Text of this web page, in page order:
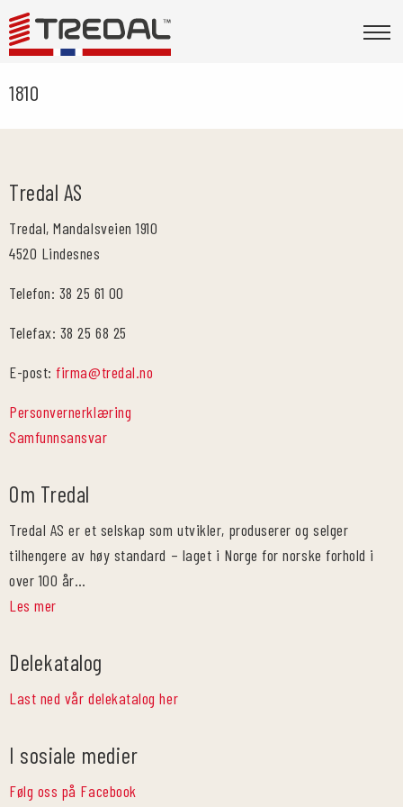
1810
Tredal AS
Tredal, Mandalsveien 1910
4520 Lindesnes
Telefon: 38 25 61 00
Telefax: 38 25 68 25
E-post:firma@tredal.no
Personvernerklæring
Samfunnsansvar
Om Tredal
Tredal AS er et selskap som utvikler, produserer og selger
tilhengere av høy standard – laget i Norge for norske forhold i
over 100 år…
Les mer
Delekatalog
Last ned vår delekatalog her
I sosiale medier
Følg oss på Facebook